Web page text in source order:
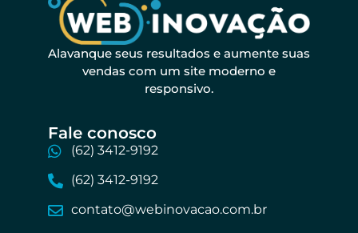
Alavanque seus resultados e aumente suas
vendas com um site moderno e
responsivo.
Fale conosco​
(62) 3412-9192
(62) 3412-9192
contato@webinovacao.com.br